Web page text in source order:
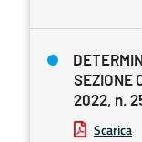
SEZIONE
2022, n.
Scarica